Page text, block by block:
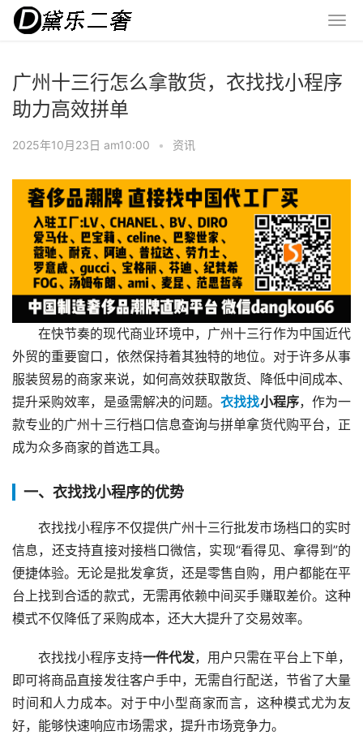
广州十三行怎么拿散货，衣找找小程序
助力高效拼单
2025年10月23日 am10:00 • 资讯
在快节奏的现代商业环境中，广州十三行作为中国近代
外贸的重要窗口，依然保持着其独特的地位。对于许多从事
服装贸易的商家来说，如何高效获取散货、降低中间成本、
提升采购效率，是亟需解决的问题。衣找找小程序，作为一
款专业的广州十三行档口信息查询与拼单拿货代购平台，正
成为众多商家的首选工具。
一、衣找找小程序的优势
衣找找小程序不仅提供广州十三行批发市场档口的实时
信息，还支持直接对接档口微信，实现“看得见、拿得到”的
便捷体验。无论是批发拿货，还是零售自购，用户都能在平
台上找到合适的款式，无需再依赖中间买手赚取差价。这种
模式不仅降低了采购成本，还大大提升了交易效率。
衣找找小程序支持一件代发，用户只需在平台上下单，
即可将商品直接发往客户手中，无需自行配送，节省了大量
时间和人力成本。对于中小型商家而言，这种模式尤为友
好，能够快速响应市场需求，提升市场竞争力。